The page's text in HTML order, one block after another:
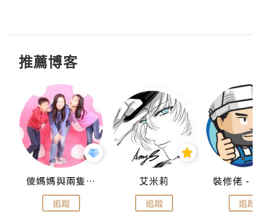
推薦博客
儍媽媽與兩隻小魔怪之家
追蹤
艾米莉
追蹤 追蹤